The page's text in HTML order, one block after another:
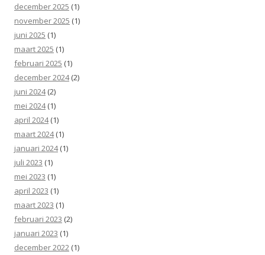
december 2025 (1)
november 2025 (1)
juni 2025 (1)
maart 2025 (1)
februari 2025 (1)
december 2024(2)
juni 2024(2)
mei 2024(1)
april 2024(1)
maart 2024(1)
januari 2024(1)
juli 2023 (1)
mei 2023 (1)
april 2023 (1)
maart 2023 (1)
februari 2023 (2)
januari 2023 (1)
december 2022 (1)